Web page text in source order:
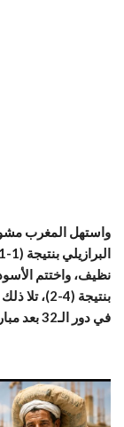
واستهل المغرب
نظيف، واختتم
بنتيجة (4-
في دور الـ32 بعد مباراة حبست الأنفاس.